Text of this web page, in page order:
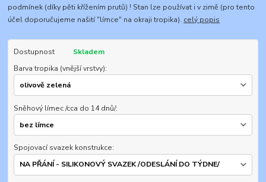
podmínek (díky pěti křížením prutů) ! Stan lze používat i v zimě (pro tento
účel doporučujeme našití "límce" na okraji tropika). celý popis
Dostupnost
Skladem
Barva tropika (vnější vrstvy):
Sněhový límec /cca do 14 dnů/:
Spojovací svazek konstrukce: